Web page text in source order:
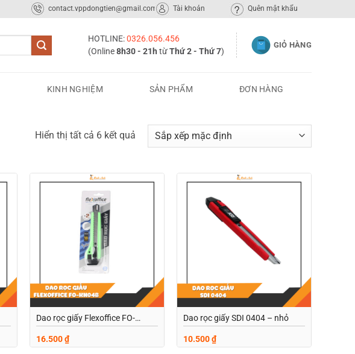
contact.vppdongtien@gmail.com Tài khoản Quên mật khẩu
HOTLINE:0326.056.456
(Online8h30 - 21h từThứ 2 - Thứ 7)
GIỎ HÀNG
KINH NGHIỆM SẢN PHẨM ĐƠN HÀNG
Hiển thị tất cả 6 kết quả
Dao rọc giấy Flexoffice FO-
16.500₫
Dao rọc giấy SDI 0404 – nhỏ
10.500₫